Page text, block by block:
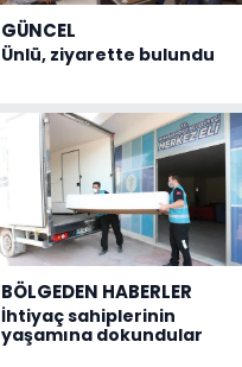
GÜNCEL
Ünlü, ziyarette bulundu
BÖLGEDEN HABERLER
İhtiyaç sahiplerinin
yaşamına dokundular